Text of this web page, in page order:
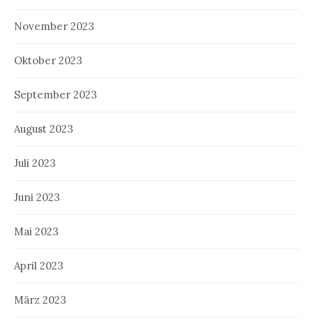
November 2023
Oktober 2023
September 2023
August 2023
Juli 2023
Juni 2023
Mai 2023
April 2023
März 2023